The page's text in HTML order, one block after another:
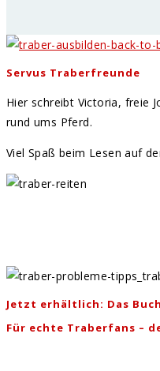
Servus Traberfreunde
Hier schreibt Victoria, freie
rund ums Pferd.
Viel Spaß beim Lesen auf
Jetzt erhältlich: Das
Für echte Traberfans –